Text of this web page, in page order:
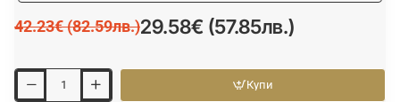
29.58€ (57.85лв.)
42.23€ (82.59лв.)
Купи